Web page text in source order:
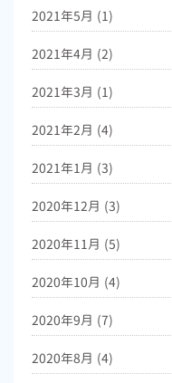
2021年5月 (1)
2021年4月 (2)
2021年3月 (1)
2021年2月 (4)
2021年1月 (3)
2020年12月 (3)
2020年11月 (5)
2020年10月 (4)
2020年9月 (7)
2020年8月 (4)